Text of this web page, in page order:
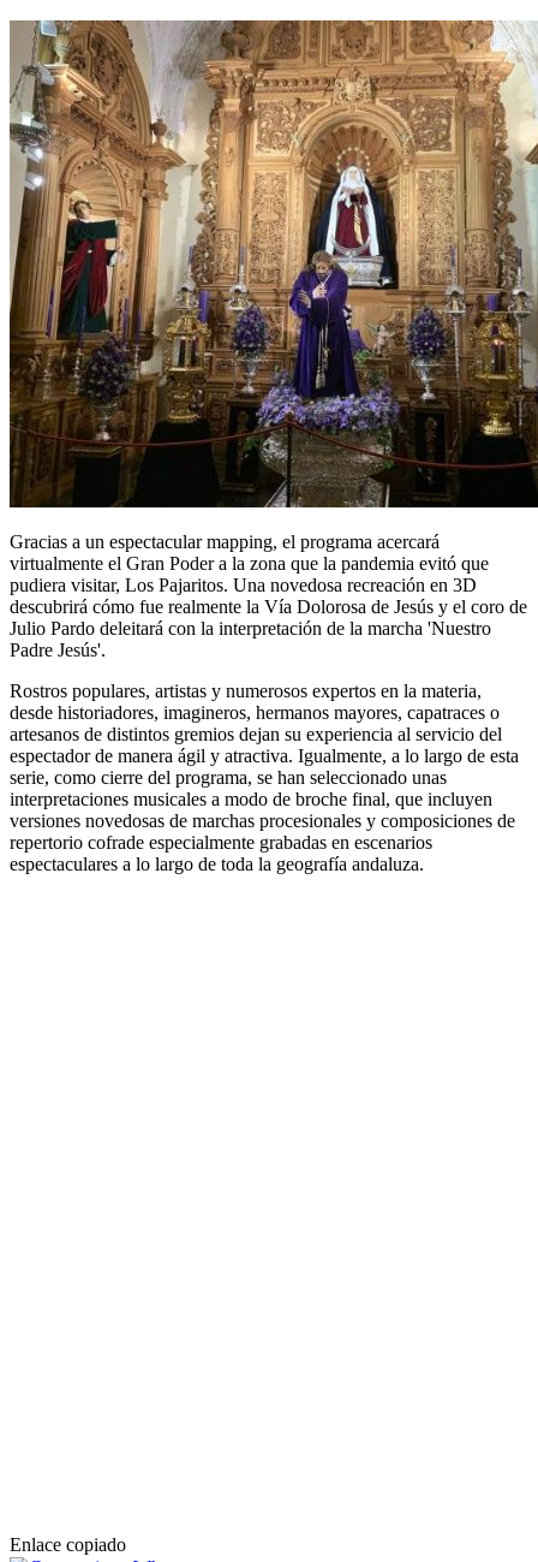
Gracias a un espectacular mapping, el programa acercará
virtualmente el Gran Poder a la zona que la pandemia evitó que
pudiera visitar, Los Pajaritos. Una novedosa recreación en 3D
descubrirá cómo fue realmente la Vía Dolorosa de Jesús y el coro de
Julio Pardo deleitará con la interpretación de la marcha 'Nuestro
Padre Jesús'.
Rostros populares, artistas y numerosos expertos en la materia,
desde historiadores, imagineros, hermanos mayores, capatraces o
artesanos de distintos gremios dejan su experiencia al servicio del
espectador de manera ágil y atractiva. Igualmente, a lo largo de esta
serie, como cierre del programa, se han seleccionado unas
interpretaciones musicales a modo de broche final, que incluyen
versiones novedosas de marchas procesionales y composiciones de
repertorio cofrade especialmente grabadas en escenarios
espectaculares a lo largo de toda la geografía andaluza.
Enlace copiado